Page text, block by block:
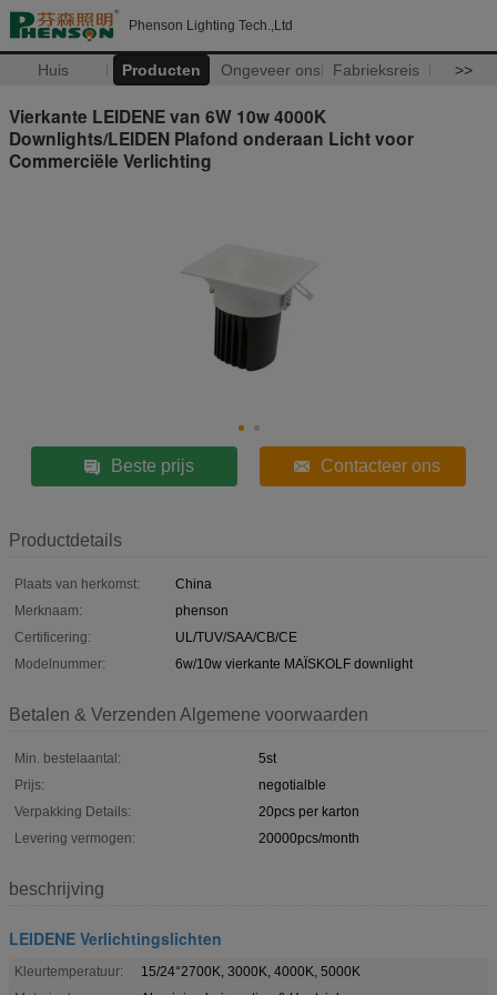
Phenson Lighting Tech.,Ltd
Huis Producten Ongeveer ons Fabrieksreis >>
Vierkante LEIDENE van 6W 10w 4000K
Downlights/LEIDEN Plafond onderaan Licht voor
Commerciële Verlichting
Beste prijs Contacteer ons
Productdetails
Plaats van herkomst:
China
Merknaam:
phenson
Certificering:
UL/TUV/SAA/CB/CE
Modelnummer:
6w/10w vierkante MAÏSKOLF downlight
Betalen & Verzenden Algemene voorwaarden
Min. bestelaantal:
5st
Prijs:
negotialble
Verpakking Details:
20pcs per karton
Levering vermogen:
20000pcs/month
beschrijving
LEIDENE Verlichtingslichten
Kleurtemperatuur:
15/24°2700K, 3000K, 4000K, 5000K